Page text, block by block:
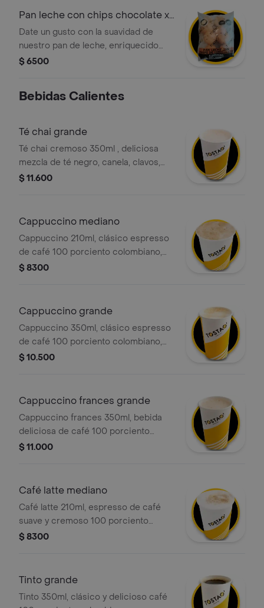
Pan leche con chips chocolate x
8 unds
Date un gusto con la suavidad de
nuestro pan de leche, enriquecido
con deliciosas chispas de chocolate.
sorprender a los niños en la lonchera.
calidad artesanal de tostao.
$ 6500
Bebidas Calientes
Té chai grande
Té chai cremoso 350ml , deliciosa
mezcla de té negro, canela, clavos,
jengibre y leche deslactosada .
$ 11.600
Cappuccino mediano
Cappuccino 210ml, clásico espresso
de café 100 porciento colombiano,
con la proporción perfecta de leche
$ 8300
Cappuccino grande
Cappuccino 350ml, clásico espresso
de café 100 porciento colombiano,
con la proporción perfecta de leche
$ 10.500
Cappuccino frances grande
Cappuccino frances 350ml, bebida
deliciosa de café 100 porciento
colombiano, leche deslactosada,
experiencia sensorial placentera en
$ 11.000
Café latte mediano
Café latte 210ml, espresso de café
suave y cremoso 100 porciento
colombiano con la cantidad justa de
$ 8300
Tinto grande
Tinto 350ml, clásico y delicioso café